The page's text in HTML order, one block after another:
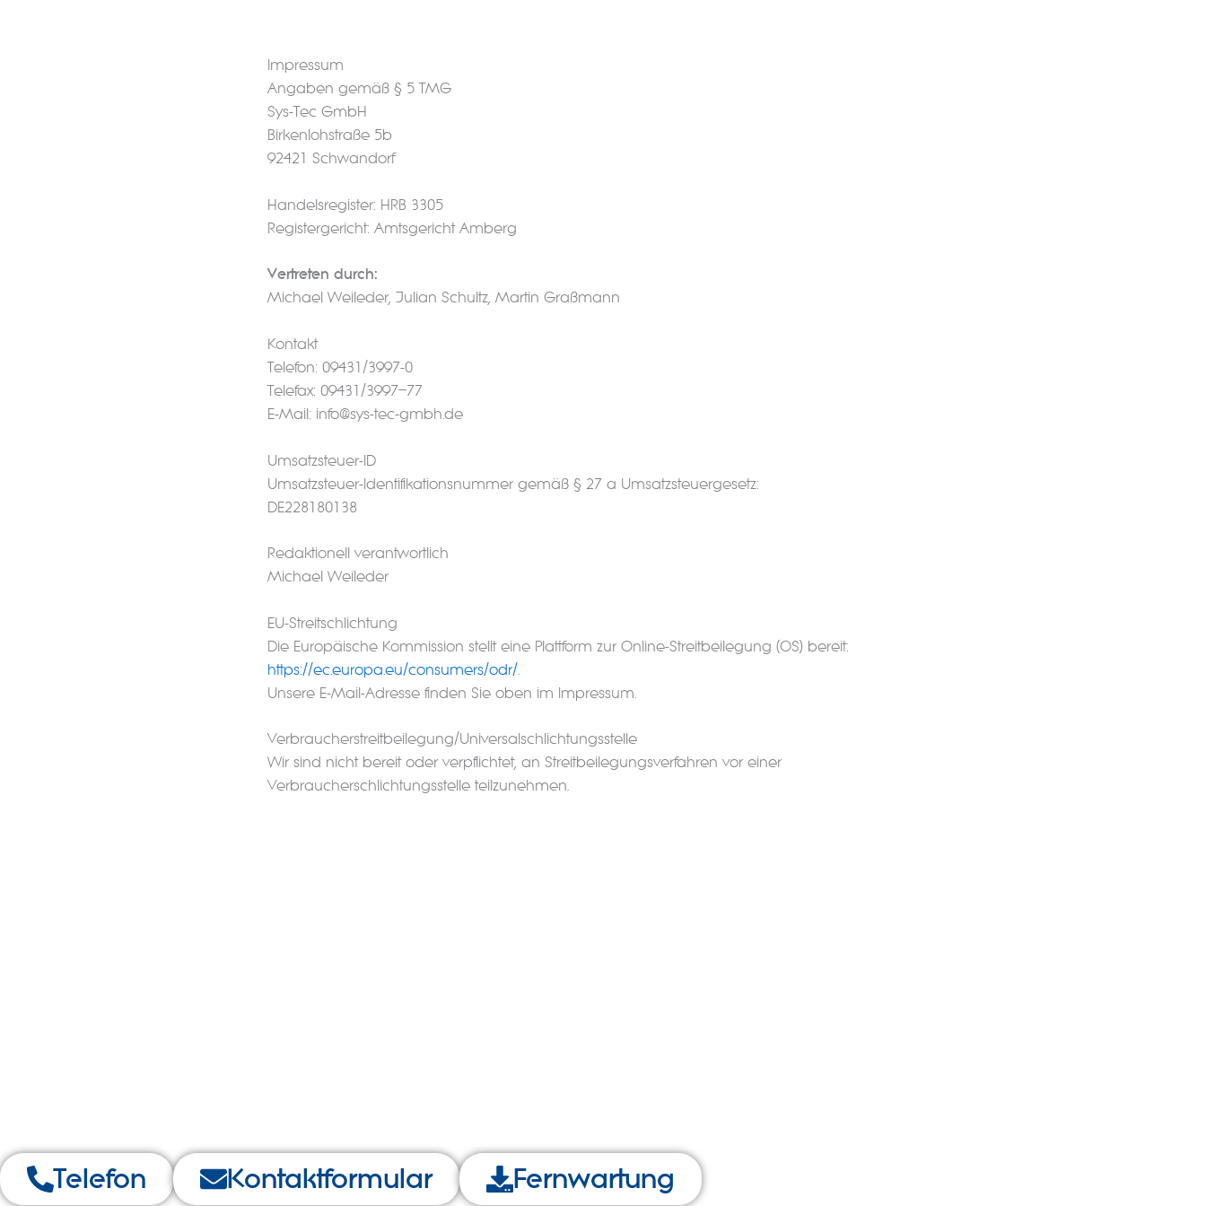
Impressum
Angaben gemäß § 5 TMG
Sys-Tec GmbH
Birkenlohstraße 5b
92421 Schwandorf
Handelsregister: HRB 3305
Registergericht: Amtsgericht Amberg
Vertreten durch:
Michael Weileder, Julian Schultz, Martin Graßmann
Kontakt
Telefon: 09431/3997-0
Telefax: 09431/3997–77
E-Mail: info@sys-tec-gmbh.de
Umsatzsteuer-ID
Umsatzsteuer-Identifikationsnummer gemäß § 27 a Umsatzsteuergesetz:
DE228180138
Redaktionell verantwortlich
Michael Weileder
EU-Streitschlichtung
Die Europäische Kommission stellt eine Plattform zur Online-Streitbeilegung (OS) bereit:
https://ec.europa.eu/consumers/odr/
Unsere E-Mail-Adresse finden Sie oben im Impressum.
Verbraucher­streit­beilegung/Universal­schlichtungs­stelle
Wir sind nicht bereit oder verpflichtet, an Streitbeilegungsverfahren vor einer
Verbraucherschlichtungsstelle teilzunehmen.
Telefon Kontaktformular Fernwartung